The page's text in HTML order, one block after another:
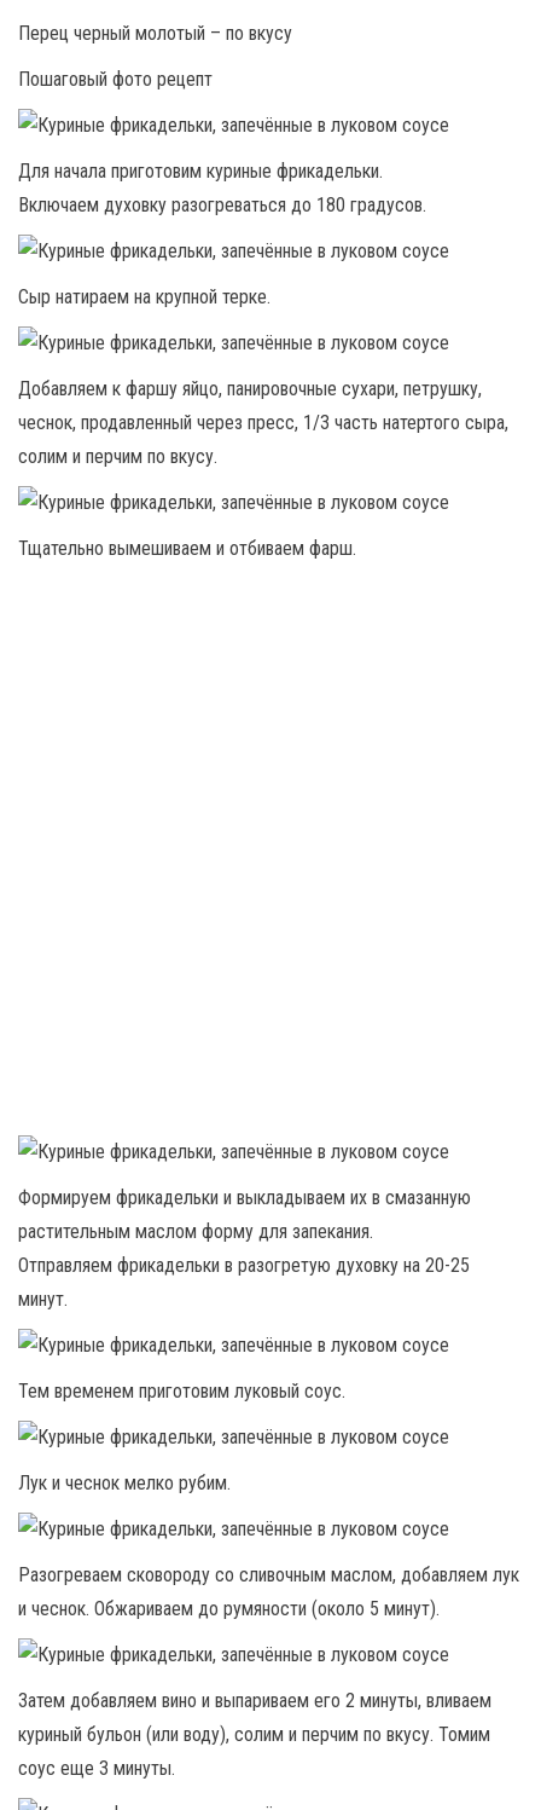
Перец черный молотый – по вкусу
Пошаговый фото рецепт
Для начала приготовим куриные фрикадельки.
Включаем духовку разогреваться до 180 градусов.
Сыр натираем на крупной терке.
Добавляем к фаршу яйцо, панировочные сухари, петрушку,
чеснок, продавленный через пресс, 1/3 часть натертого сыра,
солим и перчим по вкусу.
Тщательно вымешиваем и отбиваем фарш.
Формируем фрикадельки и выкладываем их в смазанную
растительным маслом форму для запекания.
Отправляем фрикадельки в разогретую духовку на 20-25
минут.
Тем временем приготовим луковый соус.
Лук и чеснок мелко рубим.
Разогреваем сковороду со сливочным маслом, добавляем лук
и чеснок. Обжариваем до румяности (около 5 минут).
Затем добавляем вино и выпариваем его 2 минуты, вливаем
куриный бульон (или воду), солим и перчим по вкусу. Томим
соус еще 3 минуты.